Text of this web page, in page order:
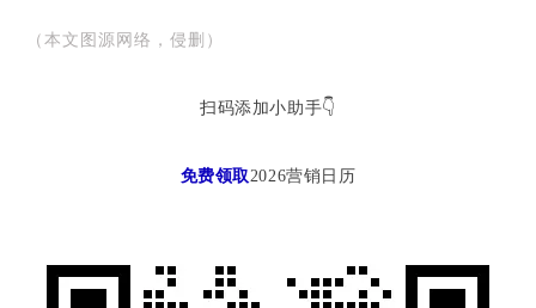
（本文图源网络，侵删）
扫码添加小助手👇
免费领取2026营销日历